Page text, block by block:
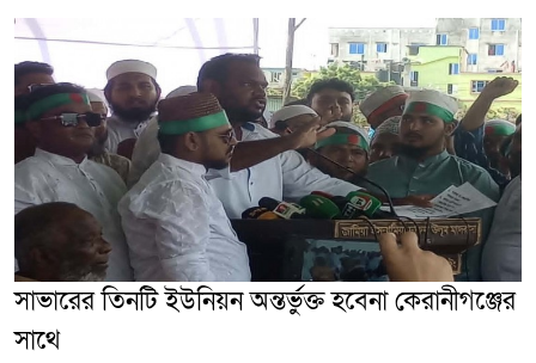
সাভারের তিনটি ইউনিয়ন অন্তর্ভুক্ত হবেনা কেরানীগঞ্জের
সাথে